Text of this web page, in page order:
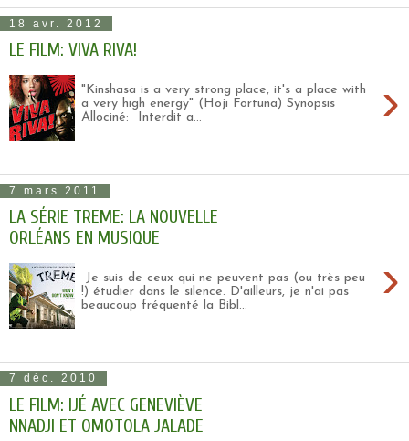
18 avr. 2012
LE FILM: VIVA RIVA!
›
"Kinshasa is a very strong place, it's a place with
a very high energy" (Hoji Fortuna) Synopsis
Allociné: Interdit a...
7 mars 2011
LA SÉRIE TREME: LA NOUVELLE
ORLÉANS EN MUSIQUE
›
Je suis de ceux qui ne peuvent pas (ou très peu
!) étudier dans le silence. D'ailleurs, je n'ai pas
beaucoup fréquenté la Bibl...
7 déc. 2010
LE FILM: IJÉ AVEC GENEVIÈVE
NNADJI ET OMOTOLA JALADE